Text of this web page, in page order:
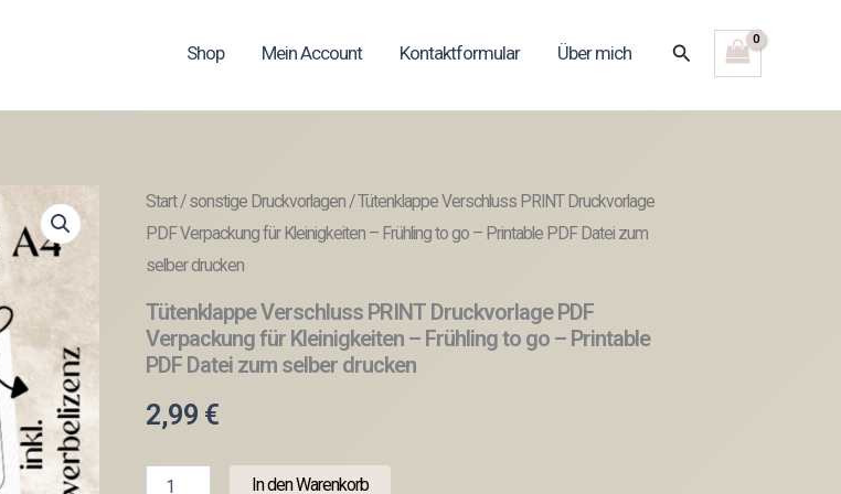
Shop Mein Account Kontaktformular Über mich Suchen
Start/sonstige Druckvorlagen/ Tütenklappe Verschluss PRINT Druckvorlage
PDF Verpackung für Kleinigkeiten – Frühling to go – Printable PDF Datei zum
selber drucken
Tütenklappe Verschluss PRINT Druckvorlage PDF
Verpackung für Kleinigkeiten – Frühling to go – Printable
PDF Datei zum selber drucken
2,99 €
In den Warenkorb